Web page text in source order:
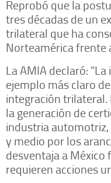
Reprobó que la
tres décadas de un
trilateral que ha
Norteamérica frente
La AMIA declaró:
ejemplo más claro
integración trilateral.
la generación de
industria
y medio por los
desventaja a México
requieren acciones